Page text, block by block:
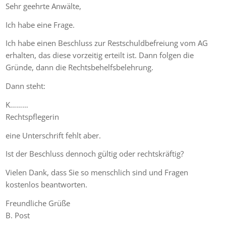
Sehr geehrte Anwälte,
Ich habe eine Frage.
Ich habe einen Beschluss zur Restschuldbefreiung vom AG
erhalten, das diese vorzeitig erteilt ist. Dann folgen die
Gründe, dann die Rechtsbehelfsbelehrung.
Dann steht:
K………
Rechtspflegerin
eine Unterschrift fehlt aber.
Ist der Beschluss dennoch gültig oder rechtskräftig?
Vielen Dank, dass Sie so menschlich sind und Fragen
kostenlos beantworten.
Freundliche Grüße
B. Post